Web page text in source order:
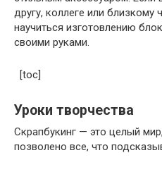
другу, коллеге или близкому
научиться изготовлению
своими руками.
[toc]
Уроки творчества
Скрапбукинг — это целый
позволено все, что